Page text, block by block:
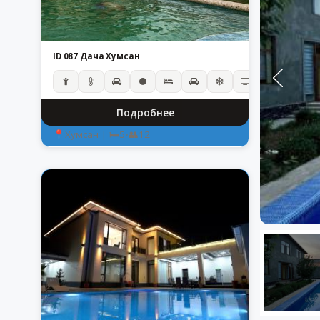
ID 087 Дача Хумсан
Подробнее
Хумсан | 5• 12